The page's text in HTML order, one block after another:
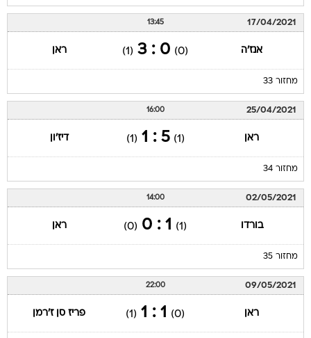
17/04/2021
13:45
אנז'ה (0)
0 : 3
(1) ראן
מחזור 33
25/04/2021
16:00
ראן (1)
5 : 1
(1) דיז'ון
מחזור 34
02/05/2021
14:00
בורדו (1)
1 : 0
(0) ראן
מחזור 35
09/05/2021
22:00
ראן (0)
1 : 1
(1) פריז סן ז'רמן